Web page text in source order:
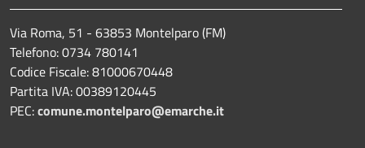
Via Roma, 51 - 63853 Montelparo (FM)
Telefono: 0734 780141
Codice Fiscale: 81000670448
Partita IVA: 00389120445
PEC:comune.montelparo@emarche.it